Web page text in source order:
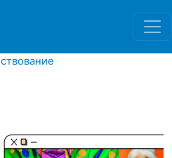
Перейти к основному